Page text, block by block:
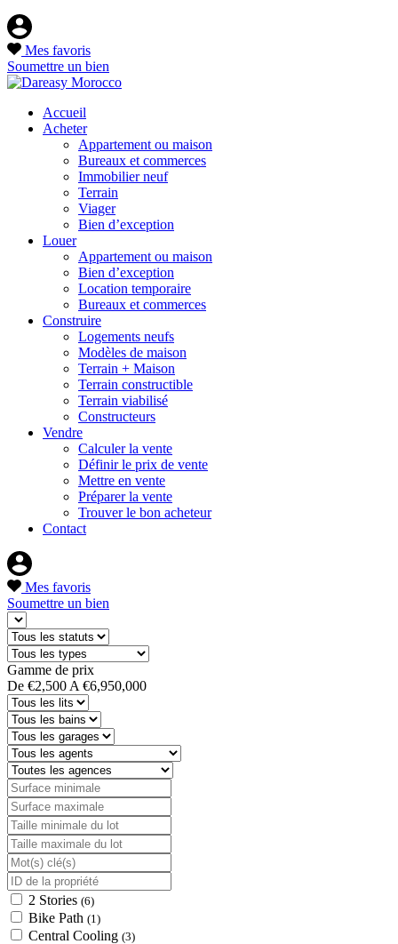
Mes favoris
Soumettre un bien
Accueil
Acheter
Appartement ou maison
Bureaux et commerces
Immobilier neuf
Terrain
Viager
Bien d’exception
Louer
Appartement ou maison
Bien d’exception
Location temporaire
Bureaux et commerces
Construire
Logements neufs
Modèles de maison
Terrain + Maison
Terrain constructible
Terrain viabilisé
Constructeurs
Vendre
Calculer la vente
Définir le prix de vente
Mettre en vente
Préparer la vente
Trouver le bon acheteur
Contact
Mes favoris
Soumettre un bien
Gamme de prix
De €2,500 A €6,950,000
2 Stories (6)
Bike Path (1)
Central Cooling (3)